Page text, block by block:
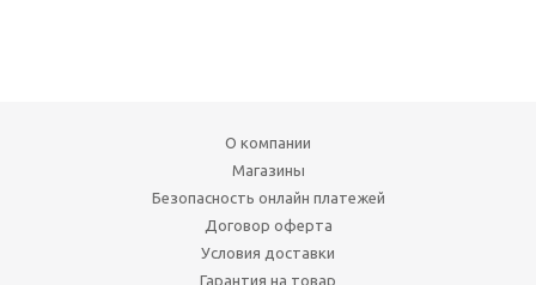
О компании
Магазины
Безопасность онлайн платежей
Договор оферта
Условия доставки
Гарантия на товар